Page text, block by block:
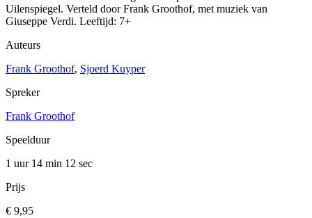
Uilenspiegel. Verteld door Frank Groothof, met muziek van
Giuseppe Verdi. Leeftijd: 7+
Auteurs
Frank Groothof, Sjoerd Kuyper
Spreker
Frank Groothof
Speelduur
1 uur 14 min 12 sec
Prijs
€ 9,95